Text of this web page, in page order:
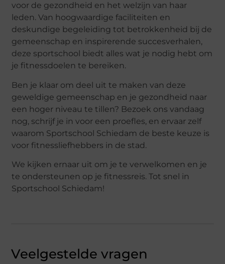
voor de gezondheid en het welzijn van haar
leden. Van hoogwaardige faciliteiten en
deskundige begeleiding tot betrokkenheid bij de
gemeenschap en inspirerende succesverhalen,
deze sportschool biedt alles wat je nodig hebt om
je fitnessdoelen te bereiken.
Ben je klaar om deel uit te maken van deze
geweldige gemeenschap en je gezondheid naar
een hoger niveau te tillen? Bezoek ons vandaag
nog, schrijf je in voor een proefles, en ervaar zelf
waarom Sportschool Schiedam de beste keuze is
voor fitnessliefhebbers in de stad.
We kijken ernaar uit om je te verwelkomen en je
te ondersteunen op je fitnessreis. Tot snel in
Sportschool Schiedam!
Veelgestelde vragen